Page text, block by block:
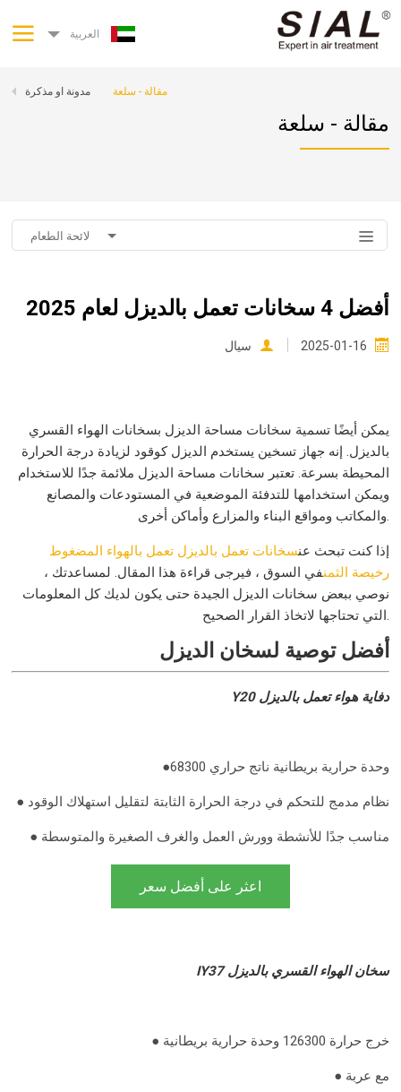
العربية
مدونة او مذكرة مقالة - سلعة
مقالة - سلعة
لائحة الطعام
أفضل 4 سخانات تعمل بالديزل لعام 2025
2025-01-16 سيال
يمكن أيضًا تسمية سخانات مساحة الديزل بسخانات الهواء القسري
بالديزل. إنه جهاز تسخين يستخدم الديزل كوقود لزيادة درجة الحرارة
المحيطة بسرعة. تعتبر سخانات مساحة الديزل ملائمة جدًا للاستخدام
ويمكن استخدامها للتدفئة الموضعية في المستودعات والمصانع
والمكاتب ومواقع البناء والمزارع وأماكن أخرى.
إذا كنت تبحث عنسخانات تعمل بالديزل تعمل بالهواء المضغوط
رخيصة الثمنفي السوق ، فيرجى قراءة هذا المقال. لمساعدتك ،
نوصي ببعض سخانات الديزل الجيدة حتى يكون لديك كل المعلومات
التي تحتاجها لاتخاذ القرار الصحيح.
أفضل توصية لسخان الديزل
Y20 دفاية هواء تعمل بالديزل
●68300 وحدة حرارية بريطانية ناتج حراري
● نظام مدمج للتحكم في درجة الحرارة الثابتة لتقليل استهلاك الوقود
● مناسب جدًا للأنشطة وورش العمل والغرف الصغيرة والمتوسطة
اعثر على أفضل سعر
IY37 سخان الهواء القسري بالديزل
● خرج حرارة 126300 وحدة حرارية بريطانية
● مع عربة